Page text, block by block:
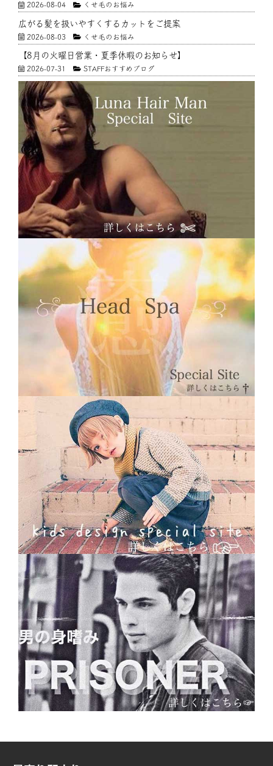
2026-08-04 くせ毛のお悩み
広がる髪を扱いやすくするカットをご提案
2026-08-03 くせ毛のお悩み
【8月の火曜日営業・夏季休暇のお知らせ】
2026-07-31 STAFFおすすめブログ